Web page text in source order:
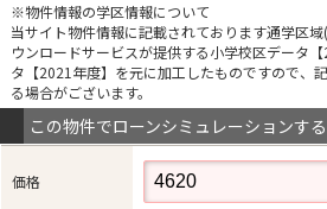
※物件情報の学区情報について
当サイト物件情報に記載されております通学区
ウンロードサービスが提供する小学校区データ
タ【2021年度】を元に加工したものですので、
る場合がございます。
この物件でローンシミュレーションする
価格